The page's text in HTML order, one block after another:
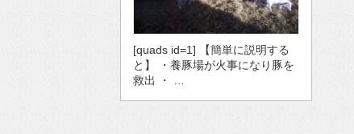
[quads id=1] 【簡単に説明する
と】 ・養豚場が火事になり豚を
救出 ・ …